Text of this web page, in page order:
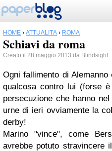
HOME › ATTUALITÀ › ROMA
Schiavi da roma
Creato il 28 maggio 2013 da Blindsight
Ogni fallimento di
qualcosa contro lui (forse
persecuzione che hanno
urne di ieri ovviamente la
derby!
Marino "vince", come
avrebbe potuto stravincere